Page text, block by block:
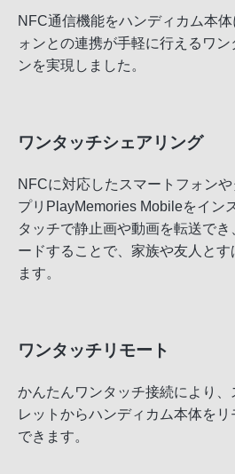
NFC通信機能をハンディカム本
ォンとの連携が手軽に行えるワ
ンを実現しました。
ワンタッチシェアリング
NFCに対応したスマートフォン
プリPlayMemories Mobileをイン
タッチで静止画や動画を転送で
ードすることで、家族や友人とす
ます。
ワンタッチリモート
かんたんワンタッチ接続により
レットからハンディカム本体を
できます。